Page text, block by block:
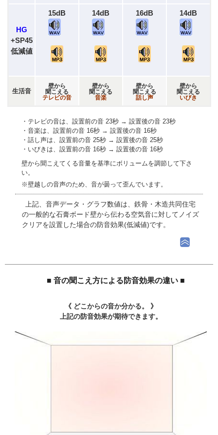
HG
+SP45
低減値
15dB 14dB 16dB 14dB
生活音
壁から
聞こえる
テレビの音
壁から
聞こえる
音楽
壁から
聞こえる
話し声
壁から
聞こえる
いびき
・テレビの音は、設置前の音 23秒 → 設置後の音 23秒
・音楽は、設置前の音 16秒 → 設置後の音 16秒
・話し声は、設置前の音 25秒 → 設置後の音 25秒
・いびきは、設置前の音 16秒 → 設置後の音 16秒
壁から聞こえてくる音量を基準にボリュームを調節して下さ
い。
※壁越しの音声のため、音が曇って歪んでいます。
上記、音声データ・グラフ数値は、鉄骨・木造共同住宅
の一般的な石膏ボード壁から伝わる空気音に対してノイズ
クリアを設置した場合の防音効果(低減値)です。
■ 音の聞こえ方による防音効果の違い ■
《 どこからの音か分かる。 》
上記の防音効果が期待できます。